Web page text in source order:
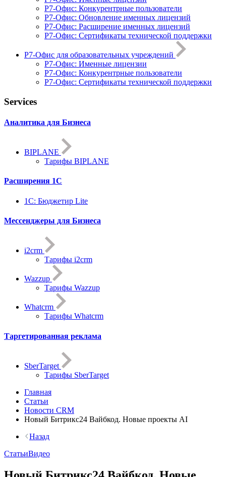
Р7-Офис: Конкурентрные пользователи
Р7-Офис: Обновление именных лицензий
Р7-Офис: Расширение именных лицензий
Р7-Офис: Сертификаты технической поддержки
Р7-Офис для образовательных учреждений
Р7-Офис: Именные лицензии
Р7-Офис: Конкурентрные пользователи
Р7-Офис: Сертификаты технической поддержки
Services
Аналитика для Бизнеса
BIPLANE
Тарифы BIPLANE
Расширения 1С
1C: Бюджетир Lite
Мессенджеры для Бизнеса
i2crm
Тарифы i2crm
Wazzup
Тарифы Wazzup
Whatcrm
Тарифы Whatcrm
Таргетированная реклама
SberTarget
Тарифы SberTarget
Главная
Статьи
Новости CRM
Новый Битрикс24 Вайбкод. Новые проекты AI
Назад
СтатьиВидео